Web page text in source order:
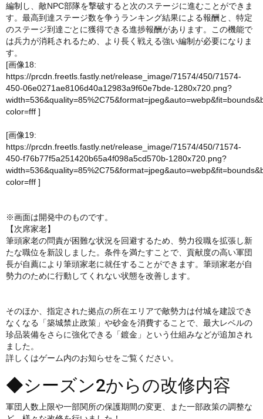
編制し、敵NPC部隊を撃破すると次のステージに進むことができま
す。最高到達ステージ数を争うランキング結果による報酬と、特定
のステージ到達ごとに獲得できる進捗報酬があります。この機能で
は兵力が消耗されるため、より長く戦える強い編制が必要になりま
す。
[画像18:
https://prcdn.freetls.fastly.net/release_image/71574/450/71574-
450-06e0271ae8106d40a12983a9f60e7bde-1280x720.png?
color=fff ]
[画像19:
https://prcdn.freetls.fastly.net/release_image/71574/450/71574-
450-f76b77f5a251420b65a4f098a5cd570b-1280x720.png?
color=fff ]
※画面は開発中のものです。
【次席家老】
筆頭家老の問責が困難な状況を回避するため、勢力役職を拡張し新
たな職位を新設しました。条件を満たすことで、貢献度の高い軍団
長が自薦により筆頭家老に就任することができます。筆頭家老が自
勢力のために行動してくれない状態を改善します。
そのほか、指定された拠点の所在エリアで敵勢力は付城を建設でき
なくなる「築城禁止政策」や砂金を消費することで、最大レベルの
珍品装備をさらに強化できる「鍍金」という仕組みなどが追加され
ました。
詳しくはゲーム内のお知らせをご覧ください。
◆シーズン2からの改修内容
軍団人数上限や一部関所の保護期間の変更、また一部政策の調整な